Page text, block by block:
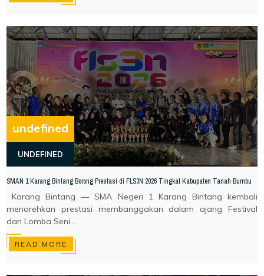
undefined
UNDEFINED
SMAN 1 Karang Bintang Borong Prestasi di FLS3N 2026 Tingkat Kabupaten Tanah Bumbu
Karang Bintang — SMA Negeri 1 Karang Bintang kembali
menorehkan prestasi membanggakan dalam ajang Festival
dan Lomba Seni...
READ MORE